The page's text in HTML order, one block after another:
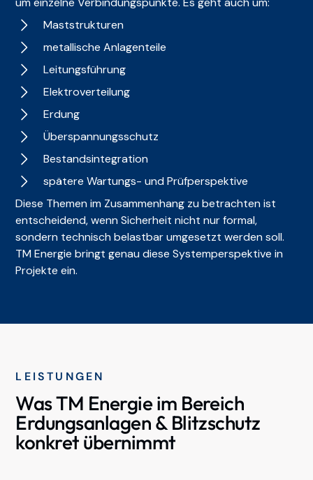
Maststrukturen
metallische Anlagenteile
Leitungsführung
Elektroverteilung
Erdung
Überspannungsschutz
Bestandsintegration
spätere Wartungs- und Prüfperspektive
Diese Themen im Zusammenhang zu betrachten ist
entscheidend, wenn Sicherheit nicht nur formal,
sondern technisch belastbar umgesetzt werden soll.
TM Energie bringt genau diese Systemperspektive in
Projekte ein.
LEISTUNGEN
Was TM Energie im Bereich
Erdungsanlagen & Blitzschutz
konkret übernimmt